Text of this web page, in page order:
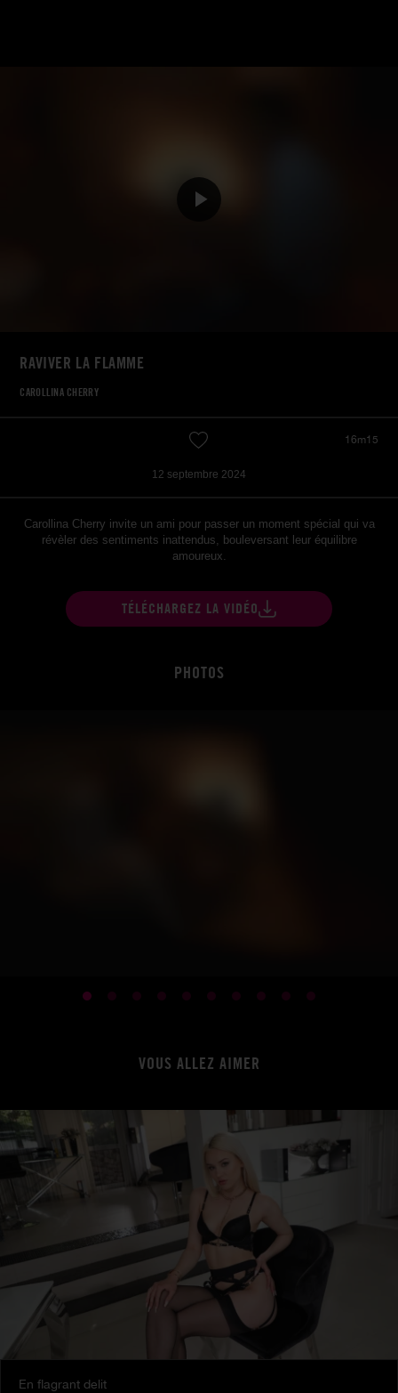
RAVIVER LA FLAMME
CAROLLINA CHERRY
16m15
12 septembre 2024
Carollina Cherry invite un ami pour passer un moment spécial qui va
révèler des sentiments inattendus, bouleversant leur équilibre
amoureux.
TÉLÉCHARGEZ LA VIDÉO
PHOTOS
VOUS ALLEZ AIMER
En flagrant delit